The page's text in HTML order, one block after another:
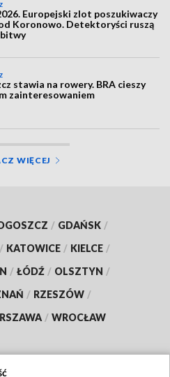
Europejski zlot poszukiwaczy
Koronowo. Detektoryści ruszą
stawia na rowery. BRA cieszy
zainteresowaniem
WIĘCEJ
/ GDAŃSK /
/ KATOWICE / KIELCE /
/ ŁÓDŹ / OLSZTYN /
/ RZESZÓW /
/ WROCŁAW